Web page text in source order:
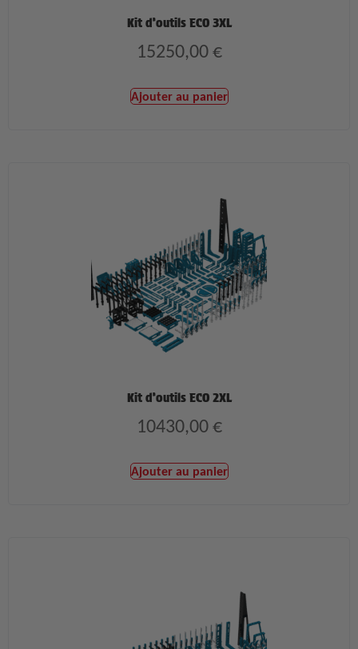
Kit d’outils ECO 3XL
15250,00€
Ajouter au panier
Kit d’outils ECO 2XL
10430,00€
Ajouter au panier